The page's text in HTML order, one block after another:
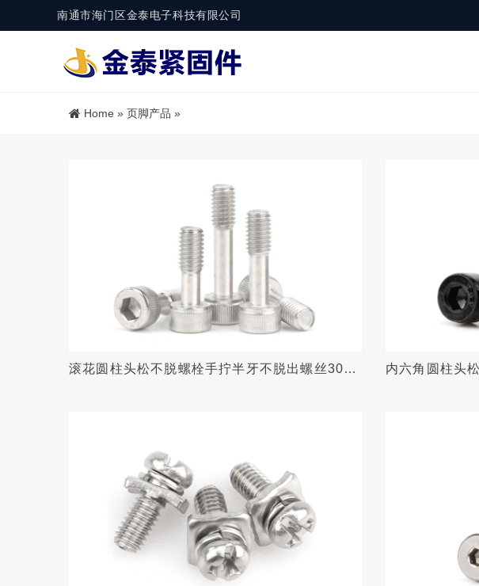
南通市海门区金泰电子科技有限公司
Home » 页脚产品 »
滚花圆柱头松不脱螺栓手拧半牙不脱出螺丝304
内六角圆柱头